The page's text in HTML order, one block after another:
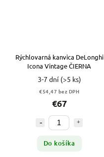
Rýchlovarná kanvica DeLonghi
Icona Vintage ČIERNA
3-7 dní (>5 ks)
€54,47 bez DPH
€67
Do košíka